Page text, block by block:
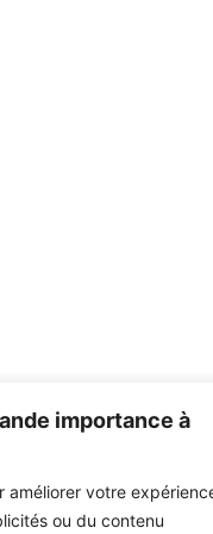
importance à
améliorer votre
ou du contenu